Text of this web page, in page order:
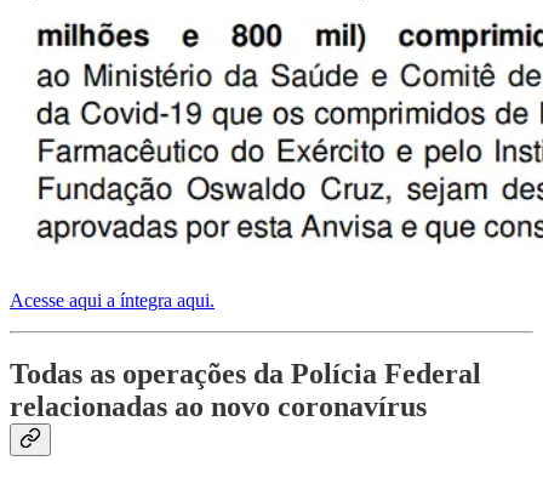
Acesse aqui a íntegra aqui.
Todas as operações da Polícia Federal
relacionadas ao novo coronavírus